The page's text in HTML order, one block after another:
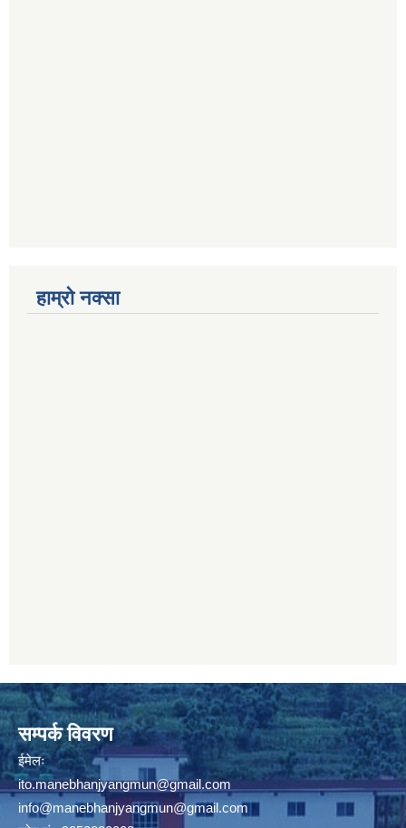
हाम्रो नक्सा
सम्पर्क विवरण
ईमेलः
ito.manebhanjyangmun@gmail.com
info@manebhanjyangmun@gmail.com